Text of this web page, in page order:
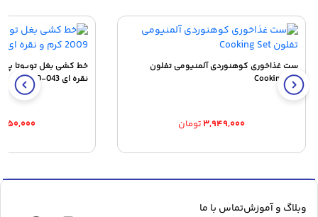
ست غذاخوری کوهنوردی آلمنیومی تفلون
Cooking Set
۳,۹۴۹,۰۰۰تومان
نقره ای ZC-PLD-043
وبلاگ و آموزشتماس با ما